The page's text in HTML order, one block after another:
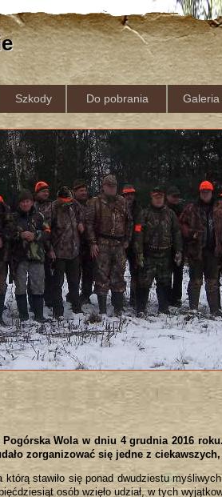
Szkody Do pobrania Galeria
Wola w dniu 4 grudnia 2016
zorganizować się jedne z
stawiło się ponad dwudziestu
osób wzięło udział, w tych